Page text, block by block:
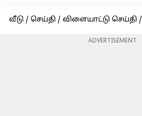
வீடு / செய்தி / விளையாட்டு செய்தி /
ADVERTISEMENT